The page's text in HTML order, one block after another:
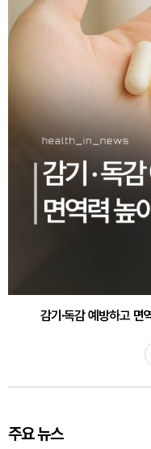
감기·독감 예방하고
주요 뉴스